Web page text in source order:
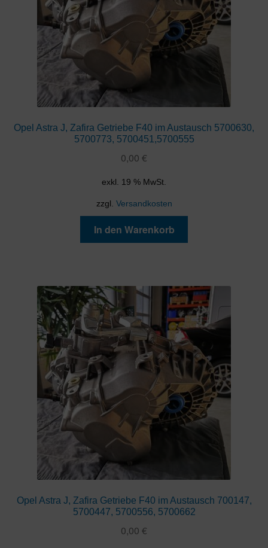
Opel Astra J, Zafira Getriebe F40 im Austausch 5700630,
5700773, 5700451,5700555
0,00 €
exkl. 19 % MwSt.
zzgl. Versandkosten
In den Warenkorb
Opel Astra J, Zafira Getriebe F40 im Austausch 700147,
5700447, 5700556, 5700662
0,00 €